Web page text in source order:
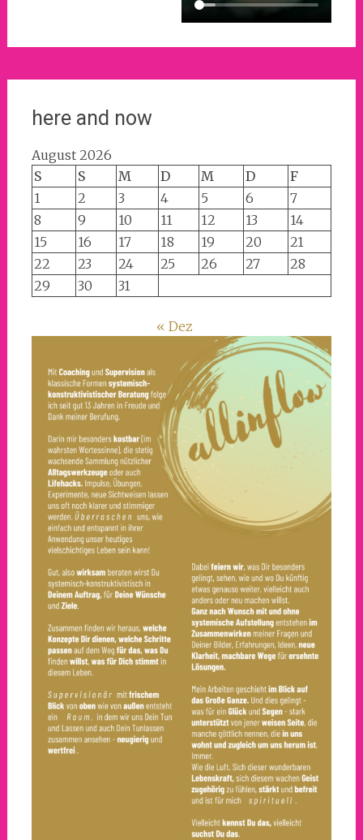
here and now
August 2026
S
S M D M D
F
1
2 3 4 5 6
7
8
9 10 11 12 13
14
15
16 17 18 19 20
21
22
23 24 25 26 27
28
29
30 31
« Dez